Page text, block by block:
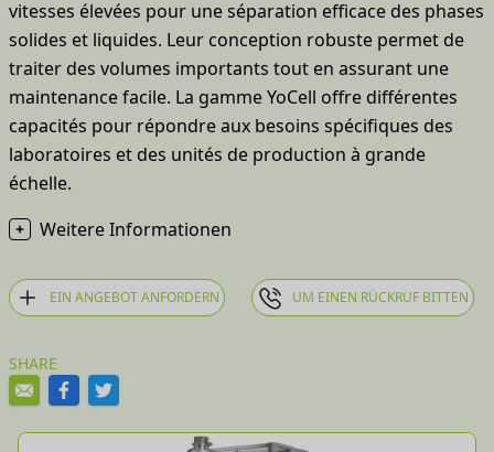
vitesses élevées pour une séparation efficace des phases
solides et liquides. Leur conception robuste permet de
traiter des volumes importants tout en assurant une
maintenance facile. La gamme YoCell offre différentes
capacités pour répondre aux besoins spécifiques des
laboratoires et des unités de production à grande
échelle.
Weitere Informationen
guide choix de votre centrifugeuse
EIN ANGEBOT ANFORDERN UM EINEN RÜCKRUF BITTEN
SHARE